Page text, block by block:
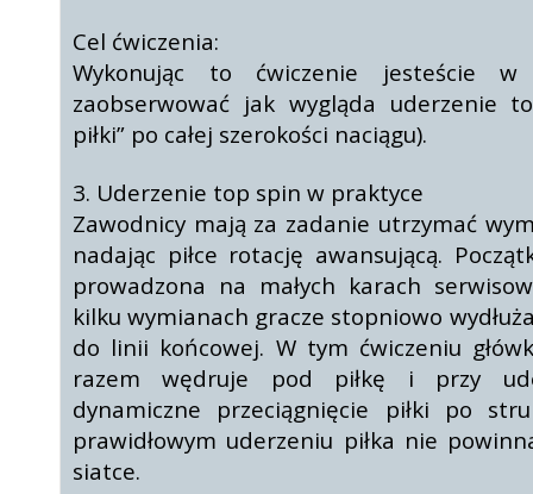
Cel ćwiczenia:
Wykonując to ćwiczenie jesteście w
zaobserwować jak wygląda uderzenie
piłki” po całej szerokości naciągu).
3. Uderzenie top spin w praktyce
Zawodnicy mają za zadanie utrzymać
nadając piłce rotację awansującą.
prowadzona na małych karach
kilku wymianach gracze stopniowo
do linii końcowej. W tym ćwiczeniu
razem wędruje pod piłkę i przy
dynamiczne przeciągnięcie piłki po
prawidłowym uderzeniu piłka nie
siatce.